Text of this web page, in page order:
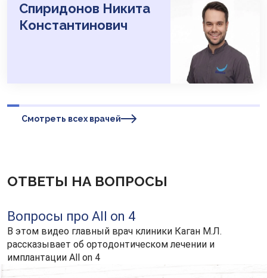
Спиридонов Никита
Константинович
Смотреть всех врачей
ОТВЕТЫ НА ВОПРОСЫ
Вопросы про All on 4
В этом видео главный врач клиники Каган М.Л.
рассказывает об ортодонтическом лечении и
имплантации All on 4